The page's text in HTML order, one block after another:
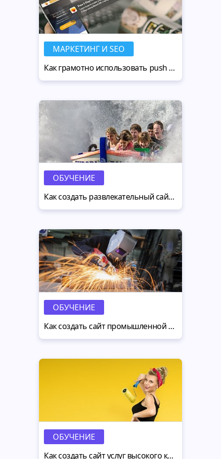
МАРКЕТИНГ И SEO
Как грамотно использовать push уведомления
ОБУЧЕНИЕ
Как создать развлекательный сайт: 8 важных деталей
ОБУЧЕНИЕ
Как создать сайт промышленной компании: 2 принципа успеха
ОБУЧЕНИЕ
Как создать сайт услуг высокого качества